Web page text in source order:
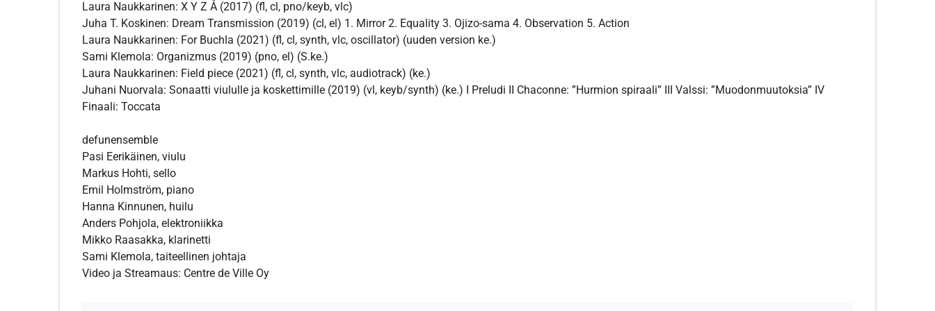
Laura Naukkarinen: X Y Z Å (2017) (fl, cl, pno/keyb, vlc)
Juha T. Koskinen: Dream Transmission (2019) (cl, el) 1. Mirror 2. Equality 3. Ojizo-sama 4. Observation 5. Action
Laura Naukkarinen: For Buchla (2021) (fl, cl, synth, vlc, oscillator) (uuden version ke.)
Sami Klemola: Organizmus (2019) (pno, el) (S.ke.)
Laura Naukkarinen: Field piece (2021) (fl, cl, synth, vlc, audiotrack) (ke.)
Juhani Nuorvala: Sonaatti viululle ja koskettimille (2019) (vl, keyb/synth) (ke.) I Preludi II Chaconne: ”Hurmion spiraali” III Valssi: ”Muodonmuutoksia” IV
Finaali: Toccata
defunensemble
Pasi Eerikäinen, viulu
Markus Hohti, sello
Emil Holmström, piano
Hanna Kinnunen, huilu
Anders Pohjola, elektroniikka
Mikko Raasakka, klarinetti
Sami Klemola, taiteellinen johtaja
Video ja Streamaus: Centre de Ville Oy